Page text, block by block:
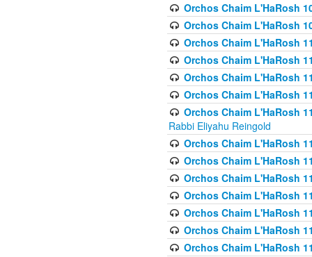
Orchos Chaim L'HaRosh
Orchos Chaim L'HaRosh
Orchos Chaim L'HaRosh
Orchos Chaim L'HaRosh
Orchos Chaim L'HaRosh
Orchos Chaim L'HaRosh
Orchos Chaim L'HaRosh
Rabbi Eliyahu Reingold
Orchos Chaim L'HaRosh
Orchos Chaim L'HaRosh
Orchos Chaim L'HaRosh
Orchos Chaim L'HaRosh
Orchos Chaim L'HaRosh
Orchos Chaim L'HaRosh
Orchos Chaim L'HaRosh